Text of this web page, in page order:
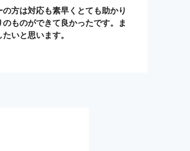
方は対応も素早くとても助かり
ものができて良かったです。ま
いと思います。